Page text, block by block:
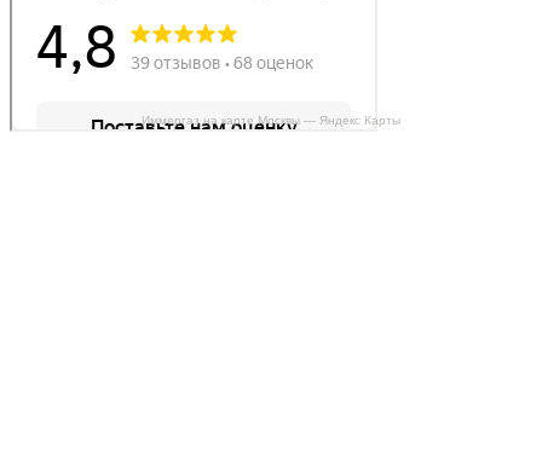
Иммергаз на карте Москвы — Яндекс Карты